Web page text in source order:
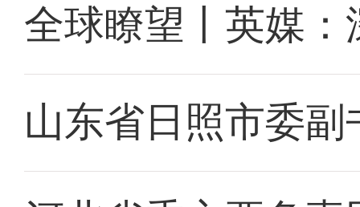
全球瞭望丨英媒
山东省日照市委